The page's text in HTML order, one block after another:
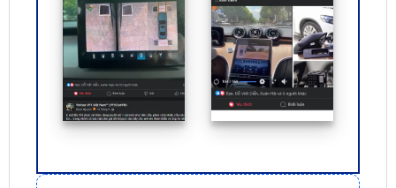
TÔ - ĐỒ CHƠI TRANG TRÍ XE HƠI ZKAR